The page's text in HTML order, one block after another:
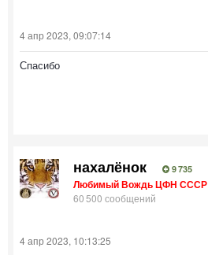
4 апр 2023, 09:07:14
Спасибо
нахалёнок 9 735
Любимый Вождь ЦФН СССР
60 500 сообщений
4 апр 2023, 10:13:25